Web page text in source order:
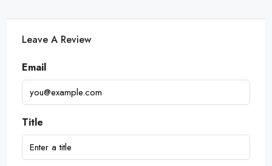
Leave A Review
Email
Title